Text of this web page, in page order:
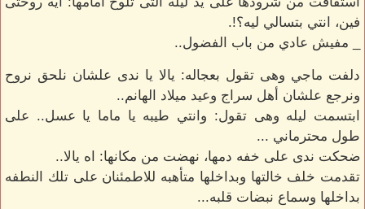
فين، انتي بتسالي ليه؟!.
_ مفيش عادي من باب الفضول..
دلفت ماجي وهى تقول بعجاله: يالا يا ندى علشان نلحق نروح
ونرجع علشان أهل سراج وعيد ميلاد الهانم..
ابتسمت ليله وهى تقول: وانتي طيبه يا ماما يا عسل.. على
طول محترماني ...
ضحكت ندى على خفه دمها، نهضت من مكانها: اه يالا..
تقدمت خلف خالتها وبداخلها متأهبه للاطمئنان على تلك النطفه
بداخلها وسماع نبضات قلبه...